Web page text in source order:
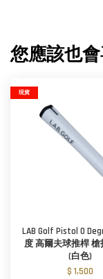
您應該也
現貨
LAB Golf Pistol 0
度 高爾夫球推桿 槍
(白色)
$ 1,500